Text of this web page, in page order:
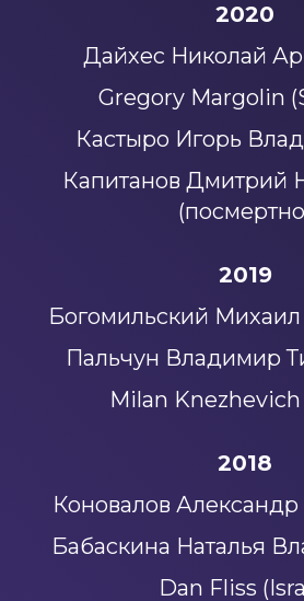
2020
Дайхес Николай
Gregory Margolin
Кастыро Игорь
Капитанов Дмитрий
2019
Богомильский
Пальчун Владимир
Milan Knezhevich
2018
Коновалов
Бабаскина Наталья
Dan Fliss